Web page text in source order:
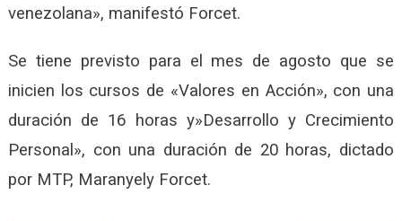
venezolana», manifestó Forcet.
Se tiene previsto para el mes de agosto que se
inicien los cursos de «Valores en Acción», con una
duración de 16 horas y»Desarrollo y Crecimiento
Personal», con una duración de 20 horas, dictado
por MTP, Maranyely Forcet.